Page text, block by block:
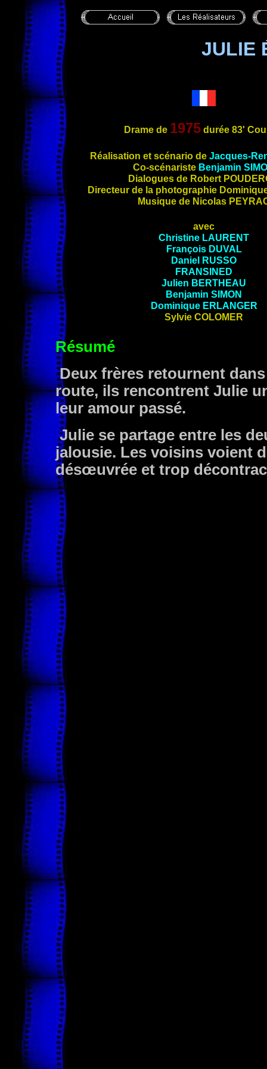
JULIE
Drame de 1975 durée 83'
Réalisation et scénario de Jacques-
Co-scénariste Benjamin
Dialogues de Robert
Directeur de la photographie
Musique de Nicolas
avec
Christine LAURENT
François DUVAL
Daniel RUSSO
FRANSINED
Julien BERTHEAU
Benjamin SIMON
Dominique ERLANGER
Sylvie COLOMER
Résumé
Deux frères retournent
route, ils rencontrent Julie
leur amour passé.
Julie se partage entre les
jalousie. Les voisins voient
désœuvrée et trop